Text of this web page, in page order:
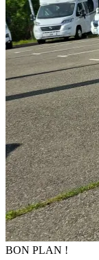
BON PLAN !